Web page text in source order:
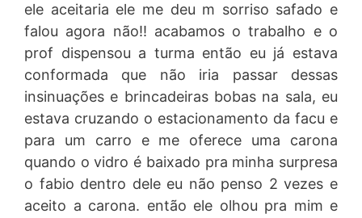
ele aceitaria ele me deu m sorriso safado e
falou agora não!! acabamos o trabalho e o
prof dispensou a turma então eu já estava
conformada que não iria passar dessas
insinuações e brincadeiras bobas na sala, eu
estava cruzando o estacionamento da facu e
para um carro e me oferece uma carona
quando o vidro é baixado pra minha surpresa
o fabio dentro dele eu não penso 2 vezes e
aceito a carona. então ele olhou pra mim e